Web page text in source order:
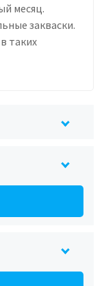
месяц.
закваски.
таких